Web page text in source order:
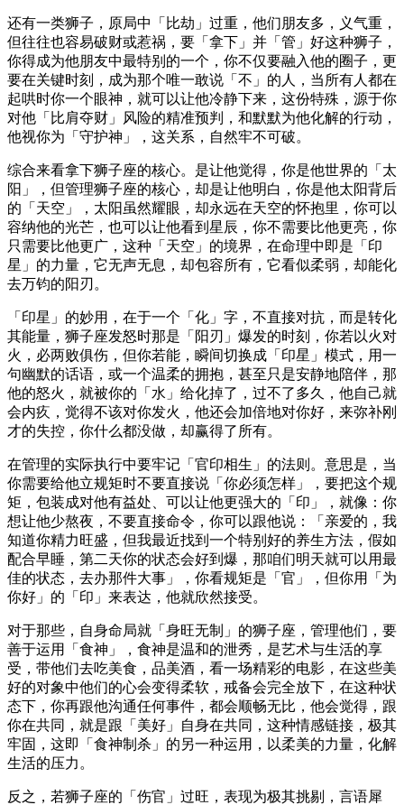
还有一类狮子，原局中「比劫」过重，他们朋友多，义气重，
但往往也容易破财或惹祸，要「拿下」并「管」好这种狮子，
你得成为他朋友中最特别的一个，你不仅要融入他的圈子，更
要在关键时刻，成为那个唯一敢说「不」的人，当所有人都在
起哄时你一个眼神，就可以让他冷静下来，这份特殊，源于你
对他「比肩夺财」风险的精准预判，和默默为他化解的行动，
他视你为「守护神」，这关系，自然牢不可破。
综合来看拿下狮子座的核心。是让他觉得，你是他世界的「太
阳」，但管理狮子座的核心，却是让他明白，你是他太阳背后
的「天空」，太阳虽然耀眼，却永远在天空的怀抱里，你可以
容纳他的光芒，也可以让他看到星辰，你不需要比他更亮，你
只需要比他更广，这种「天空」的境界，在命理中即是「印
星」的力量，它无声无息，却包容所有，它看似柔弱，却能化
去万钧的阳刃。
「印星」的妙用，在于一个「化」字，不直接对抗，而是转化
其能量，狮子座发怒时那是「阳刃」爆发的时刻，你若以火对
火，必两败俱伤，但你若能，瞬间切换成「印星」模式，用一
句幽默的话语，或一个温柔的拥抱，甚至只是安静地陪伴，那
他的怒火，就被你的「水」给化掉了，过不了多久，他自己就
会内疚，觉得不该对你发火，他还会加倍地对你好，来弥补刚
才的失控，你什么都没做，却赢得了所有。
在管理的实际执行中要牢记「官印相生」的法则。意思是，当
你需要给他立规矩时不要直接说「你必须怎样」，要把这个规
矩，包装成对他有益处、可以让他更强大的「印」，就像：你
想让他少熬夜，不要直接命令，你可以跟他说：「亲爱的，我
知道你精力旺盛，但我最近找到一个特别好的养生方法，假如
配合早睡，第二天你的状态会好到爆，那咱们明天就可以用最
佳的状态，去办那件大事」，你看规矩是「官」，但你用「为
你好」的「印」来表达，他就欣然接受。
对于那些，自身命局就「身旺无制」的狮子座，管理他们，要
善于运用「食神」，食神是温和的泄秀，是艺术与生活的享
受，带他们去吃美食，品美酒，看一场精彩的电影，在这些美
好的对象中他们的心会变得柔软，戒备会完全放下，在这种状
态下，你再跟他沟通任何事件，都会顺畅无比，他会觉得，跟
你在共同，就是跟「美好」自身在共同，这种情感链接，极其
牢固，这即「食神制杀」的另一种运用，以柔美的力量，化解
生活的压力。
反之，若狮子座的「伤官」过旺，表现为极其挑剔，言语犀